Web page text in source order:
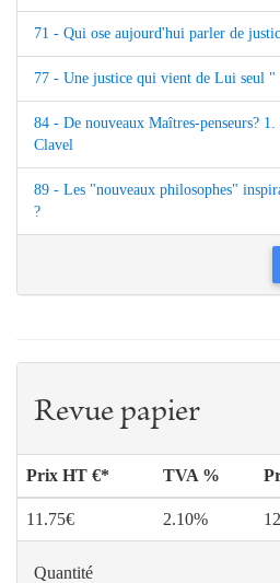
71 - Qui ose aujourd'hui parler de
77 - Une justice qui vient de Lui seul "
84 - De nouveaux Maîtres-penseurs?
Clavel
89 - Les "nouveaux philosophes"
?
Revue papier
Prix HT €* TVA %
11.75€ 2.10%
Quantité